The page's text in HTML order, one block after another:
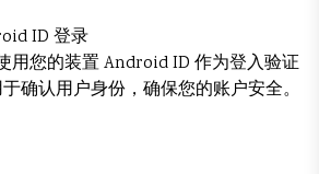
ID 登录
用您的装置 Android ID 作为登入验证
确认用户身份，确保您的账户安全。